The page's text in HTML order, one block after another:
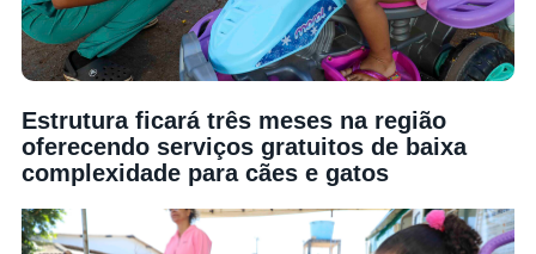
Estrutura ficará três meses na região
oferecendo serviços gratuitos de baixa
complexidade para cães e gatos